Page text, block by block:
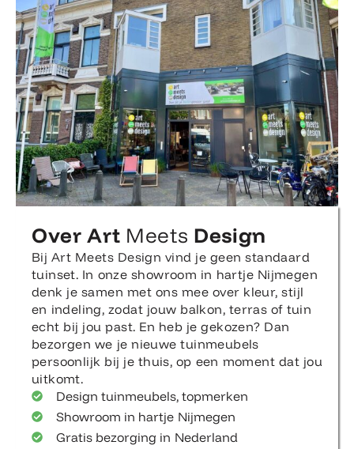
Over Art Meets Design
Bij Art Meets Design vind je geen standaard
tuinset. In onze showroom in hartje Nijmegen
denk je samen met ons mee over kleur, stijl
en indeling, zodat jouw balkon, terras of tuin
echt bij jou past. En heb je gekozen? Dan
bezorgen we je nieuwe tuinmeubels
persoonlijk bij je thuis, op een moment dat jou
uitkomt.
Design tuinmeubels, topmerken
Showroom in hartje Nijmegen
Gratis bezorging in Nederland